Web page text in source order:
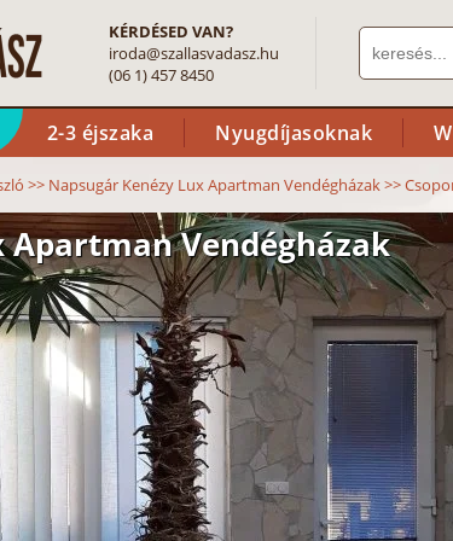
KÉRDÉSED VAN?
iroda@szallasvadasz.hu
(06 1) 457 8450
2-3 éjszaka Nyugdíjasoknak
>> Napsugár Kenézy Lux Apartman Vendégházak>>
Apartman Vendégházak